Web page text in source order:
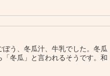
う、冬瓜汁、牛乳でした。冬瓜
冬瓜」と言われるそうです。和